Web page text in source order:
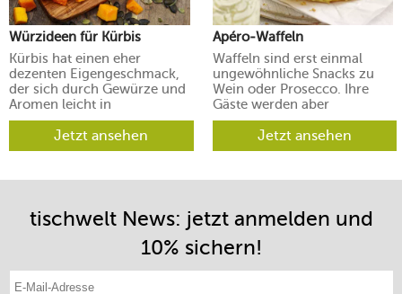
Würzideen für Kürbis
Kürbis hat einen eher
dezenten Eigengeschmack,
der sich durch Gewürze und
Aromen leicht in
verschiedene Richtungen
lenken lässt.Jetzt ansehen
Apéro-Waffeln
Waffeln sind erst einmal
ungewöhnliche Snacks zu
Wein oder Prosecco. Ihre
Gäste werden aber
begeistert sein.
Jetzt ansehen
tischwelt News: jetzt anmelden und
10% sichern!
E-Mail-Adresse eintragen